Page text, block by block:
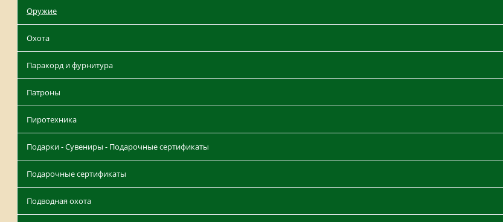
Оружие
Охота
Паракорд и фурнитура
Патроны
Пиротехника
Подарки - Сувениры - Подарочные сертификаты
Подарочные сертификаты
Подводная охота